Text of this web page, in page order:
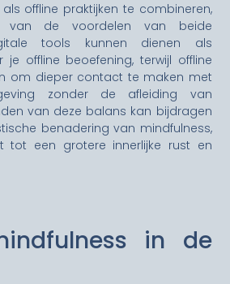
offline praktijken te combineren,
van de voordelen van beide
tools kunnen dienen als
je offline beoefening, terwijl offline
om dieper contact te maken met
zonder de afleiding van
van deze balans kan bijdragen
benadering van mindfulness,
tot een grotere innerlijke rust en
in de